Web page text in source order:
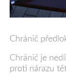
Chránič
Chránič je
proti nárazu